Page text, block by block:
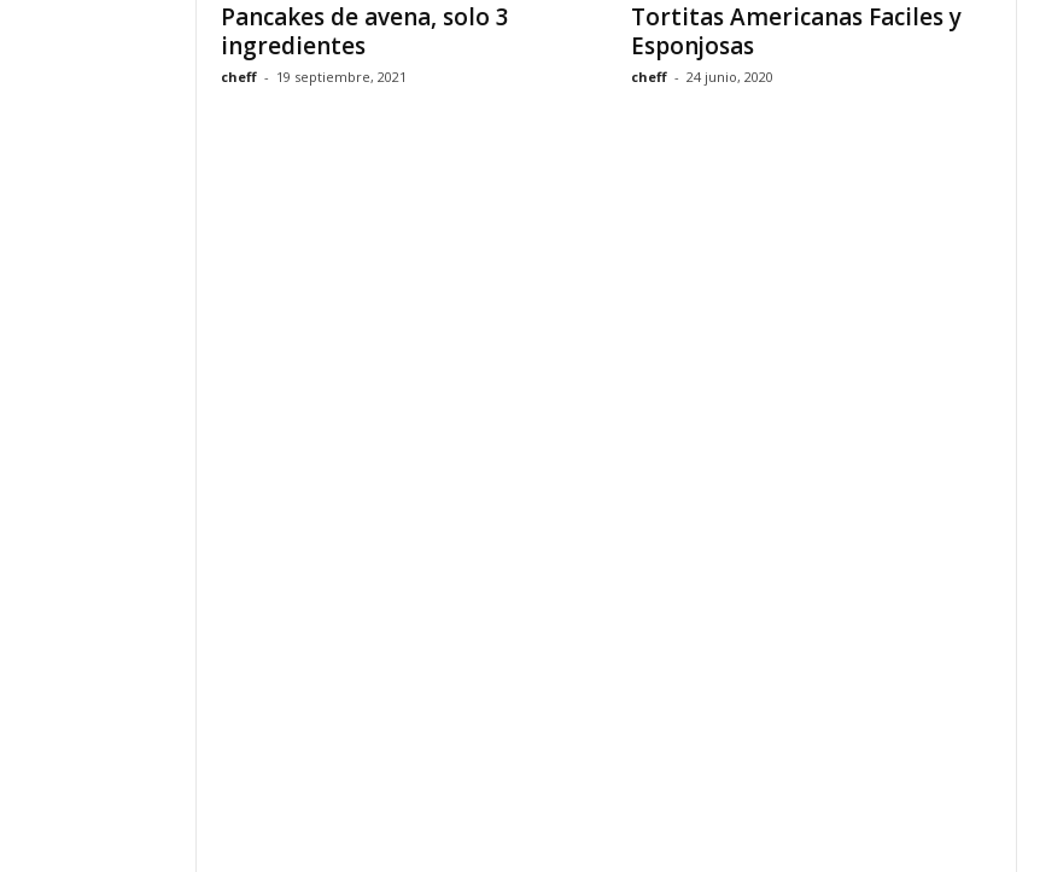
Pancakes de avena, solo 3
ingredientes
cheff - 19 septiembre, 2021
Tortitas Americanas Faciles y
Esponjosas
cheff - 24 junio, 2020